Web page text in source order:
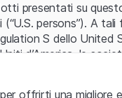
presentati su
persons”). A
S dello
d’America, le
offrirti una migliore